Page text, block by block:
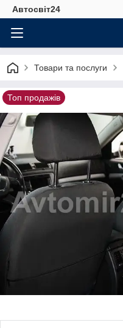
Автосвіт24
Товари та послуги
Топ продажів